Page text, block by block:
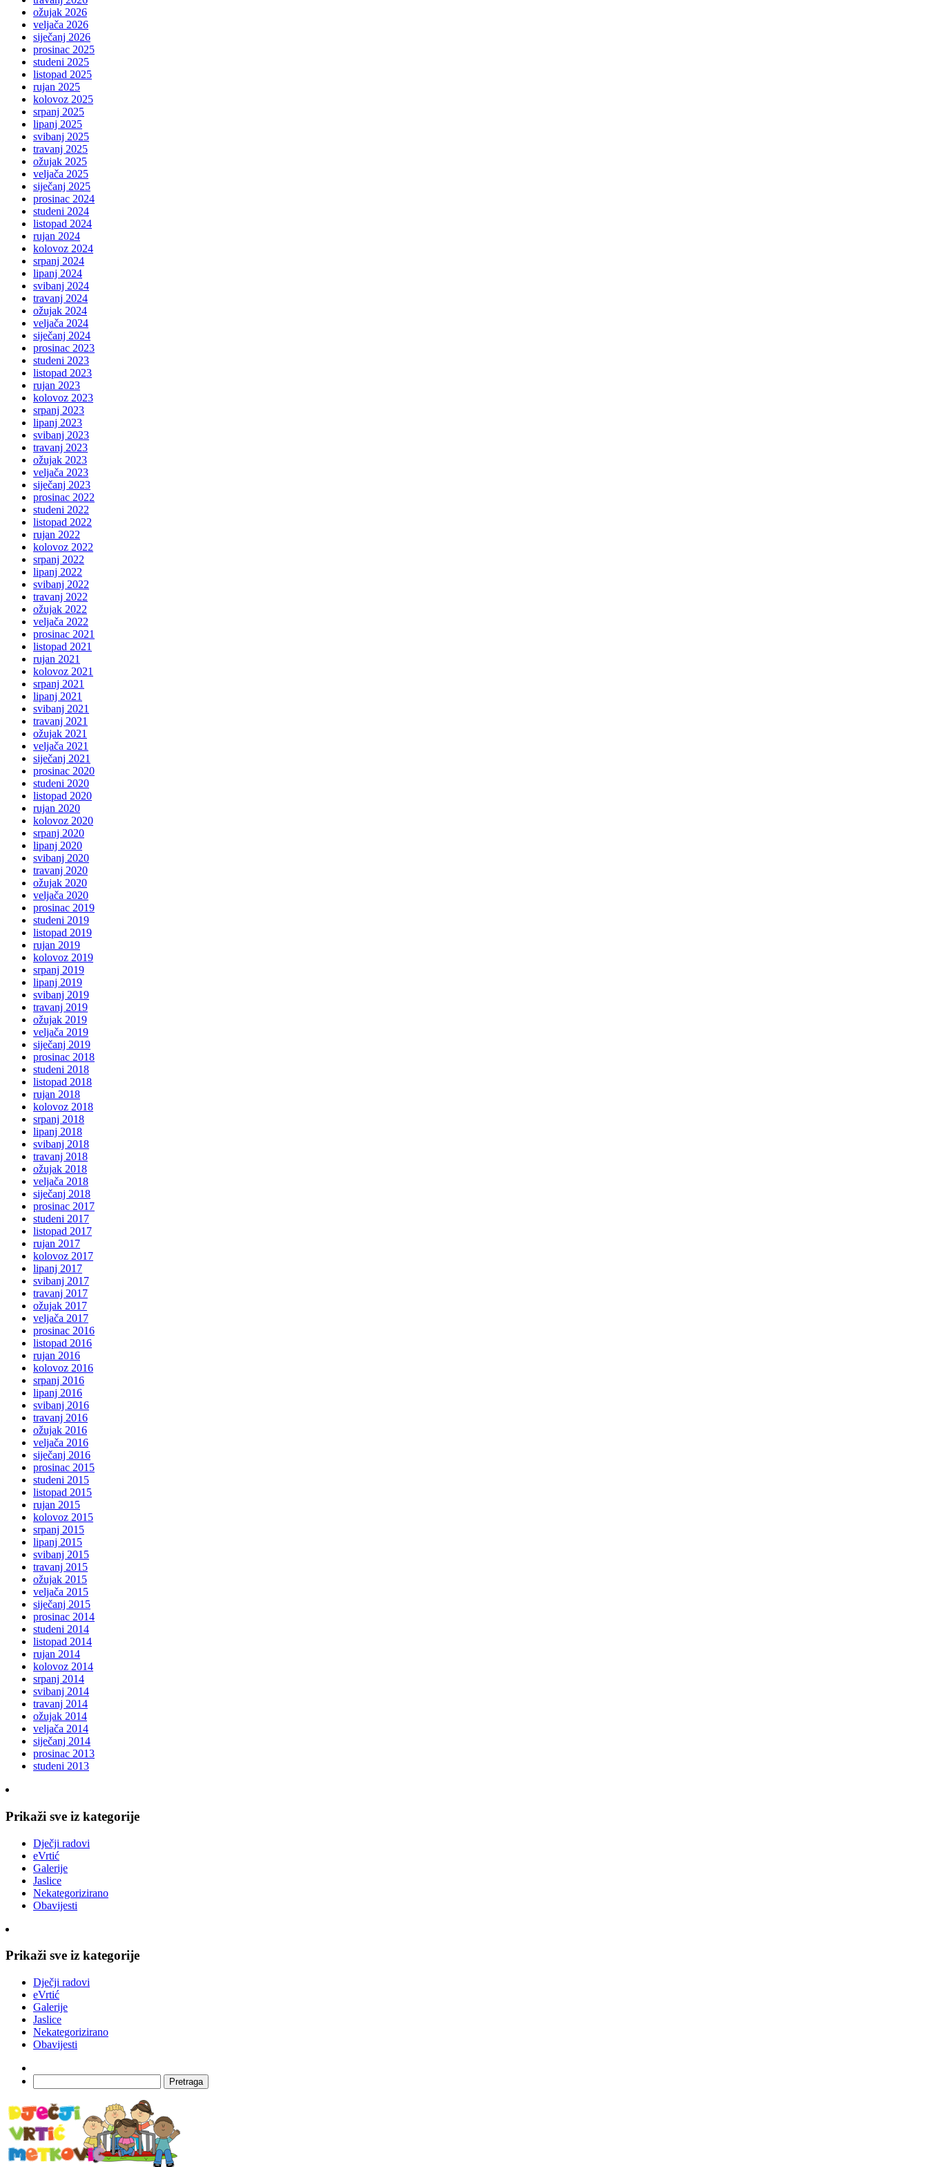
ožujak 2026
veljača 2026
siječanj 2026
prosinac 2025
studeni 2025
listopad 2025
rujan 2025
kolovoz 2025
srpanj 2025
lipanj 2025
svibanj 2025
travanj 2025
ožujak 2025
veljača 2025
siječanj 2025
prosinac 2024
studeni 2024
listopad 2024
rujan 2024
kolovoz 2024
srpanj 2024
lipanj 2024
svibanj 2024
travanj 2024
ožujak 2024
veljača 2024
siječanj 2024
prosinac 2023
studeni 2023
listopad 2023
rujan 2023
kolovoz 2023
srpanj 2023
lipanj 2023
svibanj 2023
travanj 2023
ožujak 2023
veljača 2023
siječanj 2023
prosinac 2022
studeni 2022
listopad 2022
rujan 2022
kolovoz 2022
srpanj 2022
lipanj 2022
svibanj 2022
travanj 2022
ožujak 2022
veljača 2022
prosinac 2021
listopad 2021
rujan 2021
kolovoz 2021
srpanj 2021
lipanj 2021
svibanj 2021
travanj 2021
ožujak 2021
veljača 2021
siječanj 2021
prosinac 2020
studeni 2020
listopad 2020
rujan 2020
kolovoz 2020
srpanj 2020
lipanj 2020
svibanj 2020
travanj 2020
ožujak 2020
veljača 2020
prosinac 2019
studeni 2019
listopad 2019
rujan 2019
kolovoz 2019
srpanj 2019
lipanj 2019
svibanj 2019
travanj 2019
ožujak 2019
veljača 2019
siječanj 2019
prosinac 2018
studeni 2018
listopad 2018
rujan 2018
kolovoz 2018
srpanj 2018
lipanj 2018
svibanj 2018
travanj 2018
ožujak 2018
veljača 2018
siječanj 2018
prosinac 2017
studeni 2017
listopad 2017
rujan 2017
kolovoz 2017
lipanj 2017
svibanj 2017
travanj 2017
ožujak 2017
veljača 2017
prosinac 2016
listopad 2016
rujan 2016
kolovoz 2016
srpanj 2016
lipanj 2016
svibanj 2016
travanj 2016
ožujak 2016
veljača 2016
siječanj 2016
prosinac 2015
studeni 2015
listopad 2015
rujan 2015
kolovoz 2015
srpanj 2015
lipanj 2015
svibanj 2015
travanj 2015
ožujak 2015
veljača 2015
siječanj 2015
prosinac 2014
studeni 2014
listopad 2014
rujan 2014
kolovoz 2014
srpanj 2014
svibanj 2014
travanj 2014
ožujak 2014
veljača 2014
siječanj 2014
prosinac 2013
studeni 2013
Prikaži sve iz kategorije
Dječji radovi
eVrtić
Galerije
Jaslice
Nekategorizirano
Obavijesti
Prikaži sve iz kategorije
Dječji radovi
eVrtić
Galerije
Jaslice
Nekategorizirano
Obavijesti